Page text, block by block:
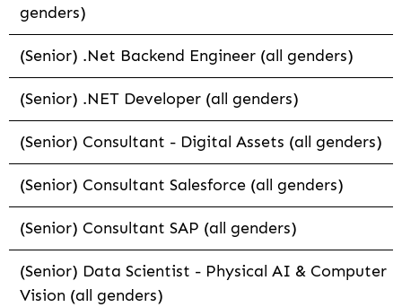
genders)
(Senior) .Net Backend Engineer (all genders)
(Senior) .NET Developer (all genders)
(Senior) Consultant - Digital Assets (all genders)
(Senior) Consultant Salesforce (all genders)
(Senior) Consultant SAP (all genders)
(Senior) Data Scientist - Physical AI & Computer
Vision (all genders)